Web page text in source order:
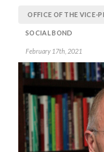
OFFICE OF THE VICE-
SOCIAL BOND
February 17th, 2021